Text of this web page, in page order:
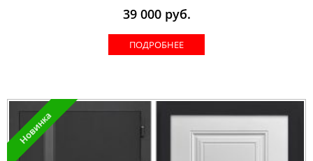
39 000руб.
ПОДРОБНЕЕ
Новинка